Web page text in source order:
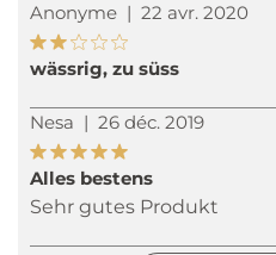
Anonyme | 22 avr. 2020
wässrig, zu süss
Nesa | 26 déc. 2019
Alles bestens
Sehr gutes Produkt